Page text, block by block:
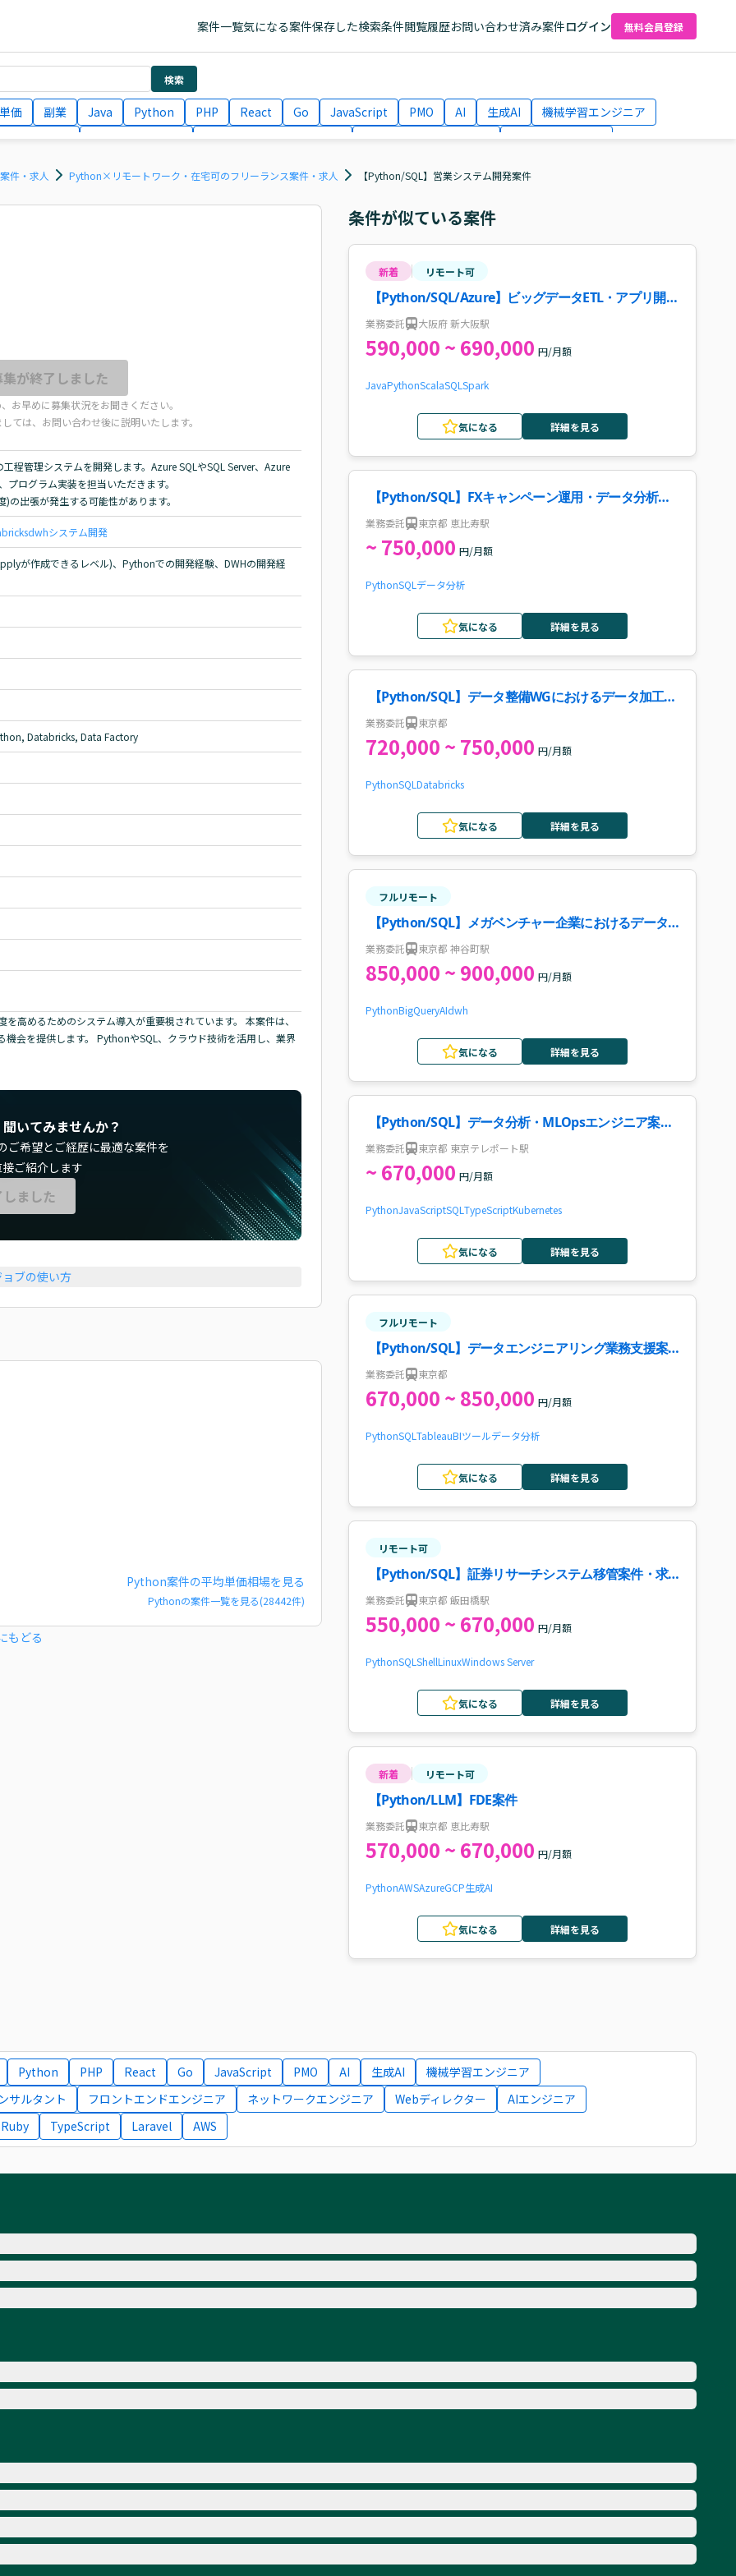
案件一覧気になる案件保存した検索条件閲覧履歴お問い合わせ済み案件ログイン 無料会員登録
検索
価 副業 Java Python PHP React Go JavaScript PMO AI 生成AI
機械学習エンジニア
月収100万円 業務委託
Laravel
件・求人 Python×リモートワーク・在宅可のフリーランス案件・求人 【Python/SQL】営業システム開発案件
が終了しました
お早めに募集状況をお聞きください。
ては、お問い合わせ後に説明いたします。
程管理システムを開発します。Azure SQLやSQL Server、Azure
ログラム実装を担当いただきます。
出張が発生する可能性があります。
dwhシステム開発
が作成できるレベル)、Pythonでの開発経験、DWHの開発経
Databricks, Data Factory
高めるためのシステム導入が重要視されています。 本案件は、
会を提供します。 PythonやSQL、クラウド技術を活用し、業界
いてみませんか？
ご希望とご経歴に最適な案件を
ご紹介します
ました
ブの使い方
Python案件の平均単価相場を見る
Pythonの案件一覧を見る(28442件)
もどる
条件が似ている案件
新着 リモート可
【Python/SQL/Azure】ビッグデータETL・アプリ開発
案件・求人
業務委託 大阪府 新大阪駅
590,000 ~ 690,000 円/月額
JavaPythonScalaSQL Spark
気になる 詳細を見る
【Python/SQL】FXキャンペーン運用・データ分析案
件・求人
業務委託 東京都 恵比寿駅
~ 750,000 円/月額
PythonSQL データ分析
気になる 詳細を見る
【Python/SQL】データ整備WGにおけるデータ加工・
開発案件
業務委託 東京都
720,000 ~ 750,000 円/月額
PythonSQL Databricks
気になる 詳細を見る
フルリモート
【Python/SQL】メガベンチャー企業におけるデータ
基盤構築・運用案件
業務委託 東京都 神谷町駅
850,000 ~ 900,000 円/月額
PythonBigQueryAIdwh
気になる 詳細を見る
【Python/SQL】データ分析・MLOpsエンジニア案
件・求人
業務委託 東京都 東京テレポート駅
~ 670,000 円/月額
PythonJavaScriptSQL TypeScriptKubernetes
気になる 詳細を見る
フルリモート
【Python/SQL】データエンジニアリング業務支援案
件
業務委託 東京都
670,000 ~ 850,000 円/月額
PythonSQL TableauBIツールデータ分析
気になる 詳細を見る
リモート可
【Python/SQL】証券リサーチシステム移管案件・求
人
業務委託 東京都 飯田橋駅
550,000 ~ 670,000 円/月額
PythonSQL ShellLinuxWindows Server
気になる 詳細を見る
新着 リモート可
【Python/LLM】FDE案件
業務委託 東京都 恵比寿駅
570,000 ~ 670,000 円/月額
PythonAWSAzureGCP生成AI
気になる 詳細を見る
Python PHP React Go JavaScript PMO AI 生成AI
機械学習エンジニア
サルタント
フロントエンドエンジニア ネットワークエンジニア Webディレクター
AIエンジニア
Ruby
TypeScript Laravel AWS